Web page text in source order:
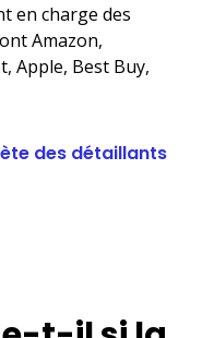
en charge des
Amazon,
Apple, Best Buy,
des détaillants